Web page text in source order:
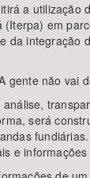
a
em
não
será
e